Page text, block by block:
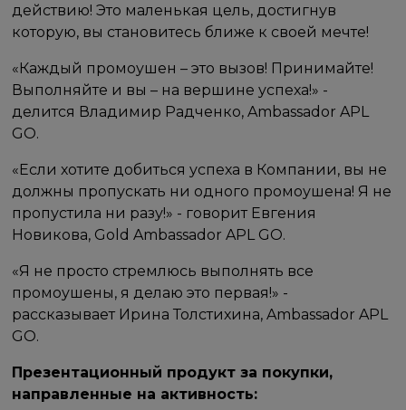
действию! Это маленькая цель, достигнув
которую, вы становитесь ближе к своей мечте!
«Каждый промоушен – это вызов! Принимайте!
Выполняйте и вы – на вершине успеха!» -
делится Владимир Радченко, Ambassador APL
GO.
«Если хотите добиться успеха в Компании, вы не
должны пропускать ни одного промоушена! Я не
пропустила ни разу!» - говорит Евгения
Новикова, Gold Ambassador APL GO.
«Я не просто стремлюсь выполнять все
промоушены, я делаю это первая!» -
рассказывает Ирина Толстихина, Ambassador APL
GO.
Презентационный продукт за покупки,
направленные на активность: